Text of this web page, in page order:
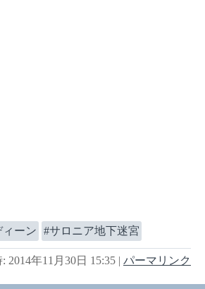
ィーン サロニア地下迷宮
: 2014年11月30日 15:35 | パーマリンク